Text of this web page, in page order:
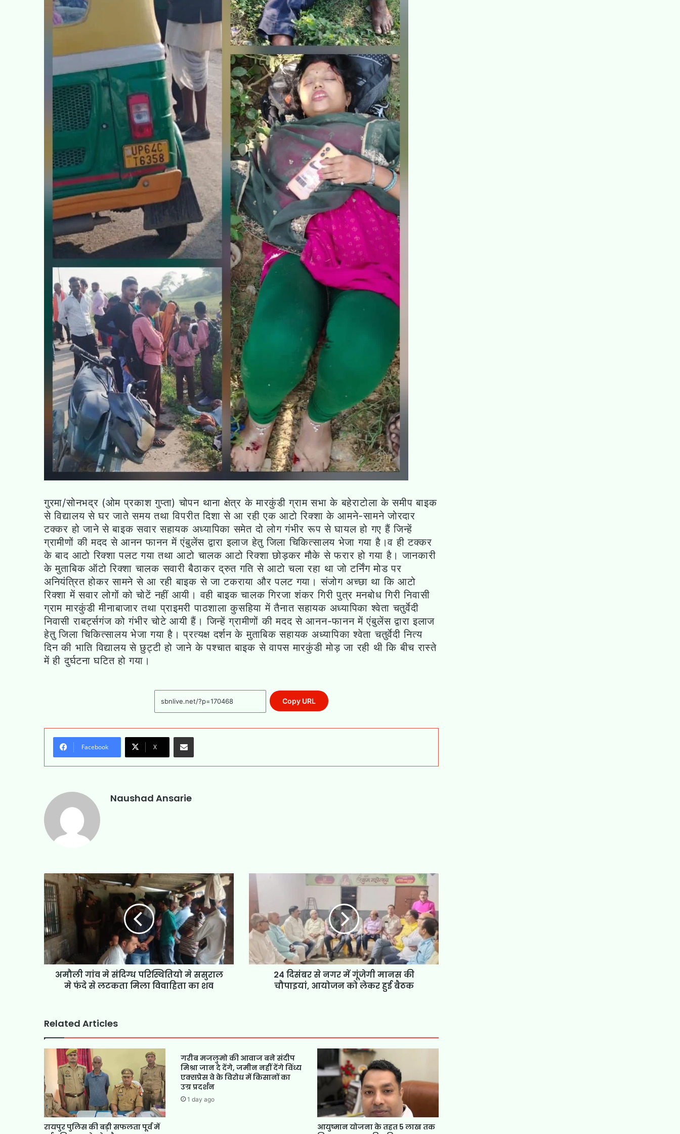
गुरमा/सोनभद्र (ओम प्रकाश गुप्ता) चोपन थाना क्षेत्र के मारकुंडी ग्राम सभा के बहेराटोला के समीप बाइक
से विद्यालय से घर जाते समय तथा विपरीत दिशा से आ रही एक आटो रिक्शा के आमने-सामने जोरदार
टक्कर हो जाने से बाइक सवार सहायक अध्यापिका समेत दो लोग गंभीर रूप से घायल हो गए हैं जिन्हें
ग्रामीणों की मदद से आनन फानन में एंबुलेंस द्वारा इलाज हेतु जिला चिकित्सालय भेजा गया है।व ही टक्कर
के बाद आटो रिक्शा पलट गया तथा आटो चालक आटो रिक्शा छोड़कर मौके से फरार हो गया है। जानकारी
के मुताबिक ऑटो रिक्शा चालक सवारी बैठाकर द्रुत गति से आटो चला रहा था जो टर्निंग मोड पर
अनियंत्रित होकर सामने से आ रही बाइक से जा टकराया और पलट गया। संजोग अच्छा था कि आटो
रिक्शा में सवार लोगों को चोटें नहीं आयी। वही बाइक चालक गिरजा शंकर गिरी पुत्र मनबोध गिरी निवासी
ग्राम मारकुंडी मीनाबाजार तथा प्राइमरी पाठशाला कुसहिया में तैनात सहायक अध्यापिका श्वेता चतुर्वेदी
निवासी राबर्ट्सगंज को गंभीर चोटे आयी हैं। जिन्हें ग्रामीणों की मदद से आनन-फानन में एंबुलेंस द्वारा इलाज
हेतु जिला चिकित्सालय भेजा गया है। प्रत्यक्ष दर्शन के मुताबिक सहायक अध्यापिका श्वेता चतुर्वेदी नित्य
दिन की भाति विद्यालय से छुट्टी हो जाने के पश्चात बाइक से वापस मारकुंडी मोड़ जा रही थी कि बीच रास्ते
में ही दुर्घटना घटित हो गया।
Copy URL
Facebook X
Share via Email
Naushad Ansarie
अमौली गांव मे संदिग्ध परिस्थितियो मे ससुराल
मे फंदे से लटकता मिला विवाहिता का शव
24 दिसंबर से नगर में गूंजेगी मानस की
चौपाइयां, आयोजन को लेकर हुई बैठक
Related Articles
रायपुर पुलिस की बड़ी सफलता पूर्व में
गरीब मजलुमो की आवाज बने संदीप
मिश्रा जान दे देंगे, जमीन नहीं देंगे विंध्य
एक्सप्रेस वे के विरोध में किसानों का
उग्र प्रदर्शन
1 day ago
आयुष्मान योजना के तहत 5 लाख तक